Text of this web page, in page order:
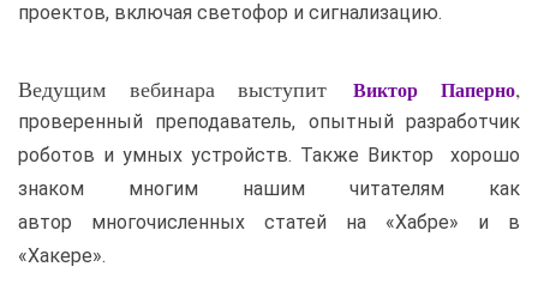
проектов, включая светофор и сигнализацию.
Ведущим вебинара выступит Вик­тор Паперно,
проверенный преподаватель, опытный разработчик
роботов и умных устройств. Также Виктор хорошо
знаком многим нашим читателям как
автор многочисленных статей на «Хабре» и в
«Хакере».